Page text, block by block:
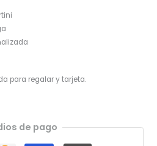
para regalar y tarjeta.
de pago